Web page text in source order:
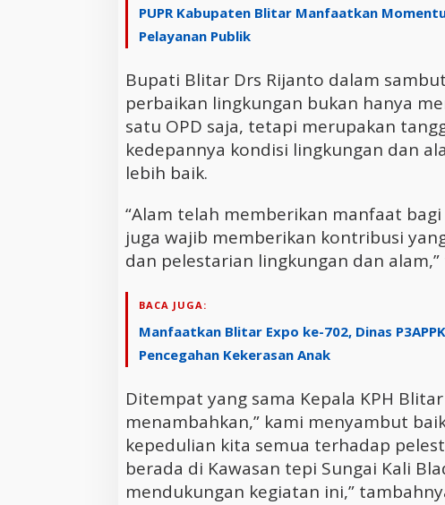
PUPR Kabupaten Blitar Manfaatkan
Pelayanan Publik
Bupati Blitar Drs Rijanto dalam
perbaikan lingkungan bukan hanya
satu OPD saja, tetapi merupakan
kedepannya kondisi lingkungan dan
lebih baik.
“Alam telah memberikan manfaat
juga wajib memberikan kontribusi
dan pelestarian lingkungan dan alam,”
BACA JUGA:
Manfaatkan Blitar Expo ke-702, Dinas
Pencegahan Kekerasan Anak
Ditempat yang sama Kepala KPH
menambahkan,” kami menyambut
kepedulian kita semua terhadap
berada di Kawasan tepi Sungai Kali
mendukungan kegiatan ini,”